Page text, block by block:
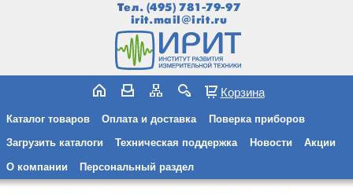
Тел. (495) 781-79-97
irit.mail@irit.ru
Корзина
Каталог товаров Оплата и доставка Поверка приборов
Загрузить каталоги Техническая поддержка Новости Акции
О компании Персональный раздел